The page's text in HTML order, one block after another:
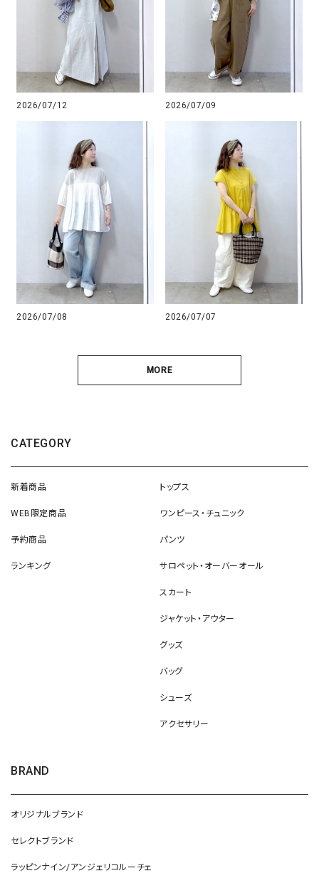
2026/07/12 2026/07/09
2026/07/08 2026/07/07
MORE
CATEGORY
新着商品
WEB限定商品
予約商品
ランキング
トップス
ワンピース・チュニック
パンツ
サロペット・オーバーオール
スカート
ジャケット・アウター
グッズ
バッグ
シューズ
アクセサリー
BRAND
オリジナルブランド
セレクトブランド
ラッピンナイン/アンジェリコルーチェ